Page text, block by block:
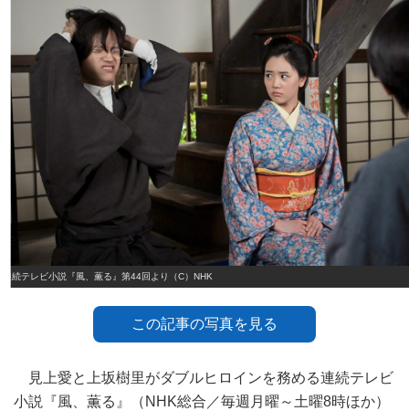
連続テレビ小説『風、薫る』第44回より（C）NHK
この記事の写真を見る
見上愛と上坂樹里がダブルヒロインを務める連続テレビ
小説『風、薫る』（NHK総合／毎週月曜～土曜8時ほか）